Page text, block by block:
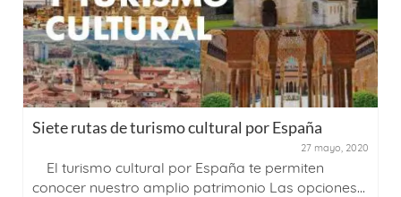
Siete rutas de turismo cultural por España
27 mayo, 2020
El turismo cultural por España te permiten
conocer nuestro amplio patrimonio Las opciones...